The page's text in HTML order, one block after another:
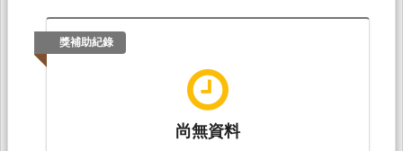
獎補助紀錄
尚無資料